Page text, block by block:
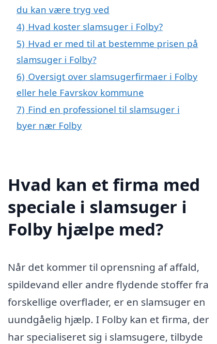
du kan være tryg ved
4) Hvad koster slamsuger i Folby?
5) Hvad er med til at bestemme prisen på
slamsuger i Folby?
6) Oversigt over slamsugerfirmaer i Folby
eller hele Favrskov kommune
7) Find en professionel til slamsuger i
byer nær Folby
Hvad kan et firma med
speciale i slamsuger i
Folby hjælpe med?
Når det kommer til oprensning af affald,
spildevand eller andre flydende stoffer fra
forskellige overflader, er en slamsuger en
uundgåelig hjælp. I Folby kan et firma, der
har specialiseret sig i slamsugere, tilbyde